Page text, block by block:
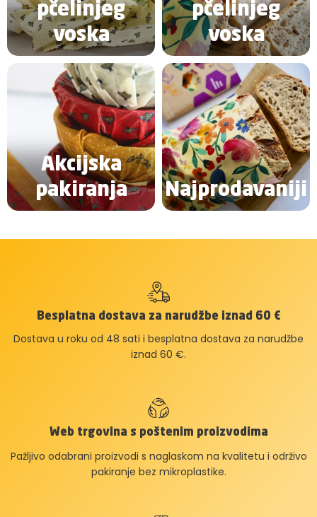
pčelinjeg
voska
pčelinjeg
voska
Akcijska
pakiranja
Najprodavaniji
Besplatna dostava za narudžbe iznad 60 €
Dostava u roku od 48 sati i besplatna dostava za narudžbe
iznad 60 €.
Web trgovina s poštenim proizvodima
Pažljivo odabrani proizvodi s naglaskom na kvalitetu i održivo
pakiranje bez mikroplastike.